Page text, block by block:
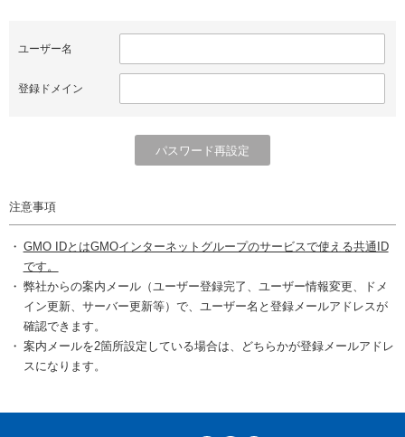
ユーザー名
登録ドメイン
注意事項
GMO IDとはGMOインターネットグループのサービスで使える共通ID
です。
弊社からの案内メール（ユーザー登録完了、ユーザー情報変更、ドメ
イン更新、サーバー更新等）で、ユーザー名と登録メールアドレスが
確認できます。
案内メールを2箇所設定している場合は、どちらかが登録メールアドレ
スになります。